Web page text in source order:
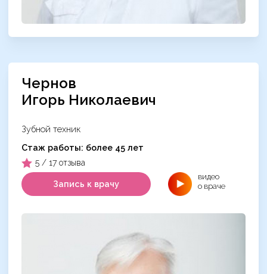
Чернов
Игорь Николаевич
Зубной техник
Cтаж работы: более 45 лет
5 / 17 отзыва
Запись к врачу
видео
о враче